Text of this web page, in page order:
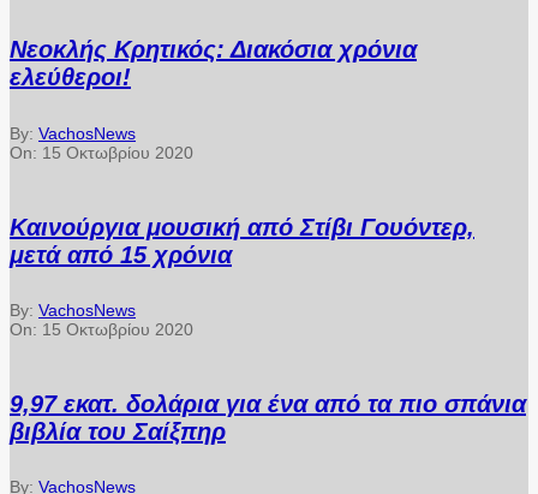
Νεοκλής Κρητικός: Διακόσια χρόνια
ελεύθεροι!
By: VachosNews
On: 15 Οκτωβρίου 2020
Καινούργια μουσική από Στίβι Γουόντερ,
μετά από 15 χρόνια
By: VachosNews
On: 15 Οκτωβρίου 2020
9,97 εκατ. δολάρια για ένα από τα πιο σπάνια
βιβλία του Σαίξπηρ
By: VachosNews